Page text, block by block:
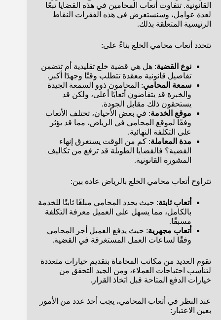
القانونية. تتفاوت أتعاب المحامين في هذه القضايا تبعًا
لعدة عوامل، وسنستعرض في هذه الفقرات النقاط
الرئيسية المتعلقة بذلك.
تتحدد أتعاب محامي الخلع بناءً على:
نوع القضية: هل هي قضية خلع تقليدية أم تتضمن
تفاصيل قانونية معقدة تتطلب وقتًا وجهدًا أكبر.
سمعة المحامي: المحامون ذوو السمعة الجيدة
والخبرة قد يتقاضون أتعابًا أعلى، ولكن قد
يستحقون ذلك مقابل الجودة.
موقع الخدمة: في بعض الأحيان، تختلف الأتعاب
وفقًا لموقع المحامي في الرياض، مما قد يؤثر
على التكلفة النهائية.
مدة المعاملة: كم من الوقت يستغرق إنهاء
القضية؟ فالقضايا الطويلة قد ترفع من تكاليف
المشورة القانونية.
تتراوح أتعاب محامي الخلع بالرياض عادة بين:
أتعاب ثابتة: حيث يحدد المحامي مبلغًا ثابتًا للخدمة
بالكامل، مما يسهل على العميل معرفة التكلفة
مسبقًا.
أتعاب مجهرية: حيث يدفع العميل أجر المحامي
وفقًا لساعات العمل المستغرقة في القضية.
تقوم العديد من مكاتب المحاماة بتقديم خيارات متعددة
لتناسب احتياجات العملاء، ومن الجيد التحقق من
خيارات الدفع المتاحة قبل اتخاذ القرار.
عند النظر في أتعاب المحامي، يجب أخذ عدد من الأمور
بعين الاعتبار: